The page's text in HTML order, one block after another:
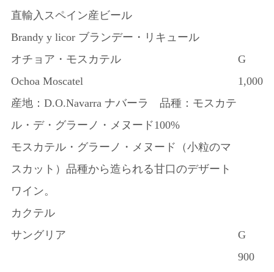
直輸入スペイン産ビール
Brandy y licor ブランデー・リキュール
オチョア・モスカテル
Ochoa Moscatel
G
1,000
産地：D.O.Navarra ナバーラ 品種：モスカテ
ル・デ・グラーノ・メヌード100%
モスカテル・グラーノ・メヌード（小粒のマ
スカット）品種から造られる甘口のデザート
ワイン。
カクテル
サングリア
G
900